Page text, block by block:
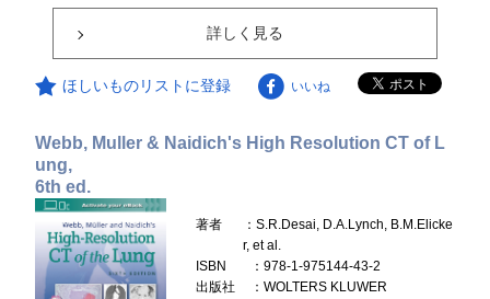
詳しく見る
ほしいものリストに登録 いいね
Webb, Muller & Naidich's High Resolution CT of L
ung,
6th ed.
著者
：S.R.Desai, D.A.Lynch, B.M.Elicke
r, et al.
ISBN
：978-1-975144-43-2
出版社
：WOLTERS KLUWER